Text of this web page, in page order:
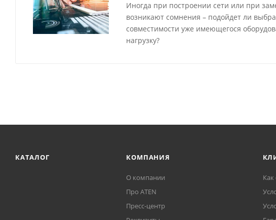
Иногда при построении сети или при
возникают сомнения – подойдет ли
совместимости уже имеющегося
нагрузку?
КАТАЛОГ КОМПАНИЯ
О компании
Про ATEN
Пресс-центр